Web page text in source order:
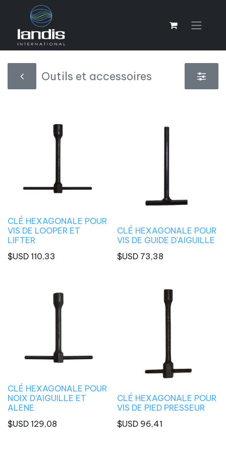
Outils et accessoires
CLÉ HEXAGONALE POUR
VIS DE LOOPER ET
LIFTER
$USD 110,33
CLÉ HEXAGONALE POUR
VIS DE GUIDE D'AIGUILLE
$USD 73,38
CLÉ HEXAGONALE POUR
NOIX D'AIGUILLE ET
ALENE
$USD 129,08
CLÉ HEXAGONALE POUR
VIS DE PIED PRESSEUR
$USD 96,41